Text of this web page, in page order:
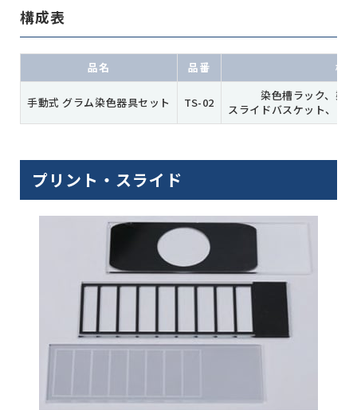
構成表
品名 品番 構成
手動式 グラム染色器具セット TS-02
染色槽ラック、染
スライドバスケット、ウ
プリント・スライド